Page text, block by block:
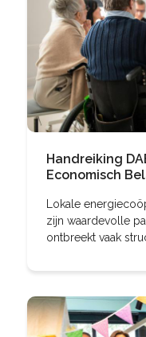
Handreiking
Economisch
Lokale
zijn waardevolle
ontbreekt vaak